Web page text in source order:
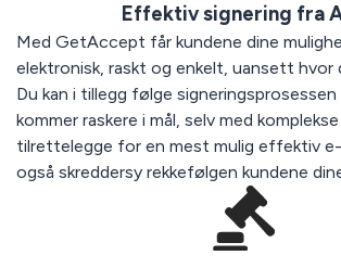
Effektiv signering fra
Med GetAccept får kundene dine
elektronisk, raskt og enkelt, uansett hvor
Du kan i tillegg følge
kommer raskere i mål, selv med
tilrettelegge for en mest mulig effektiv e-
også skreddersy rekkefølgen kundene